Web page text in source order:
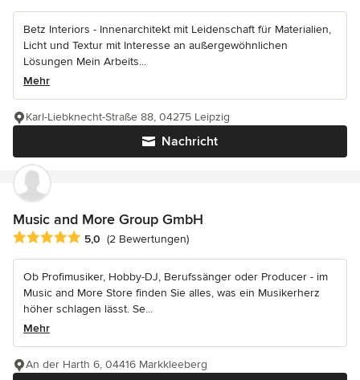
Betz Interiors - Innenarchitekt mit Leidenschaft für Materialien,
Licht und Textur mit Interesse an außergewöhnlichen
Lösungen Mein Arbeits...
Mehr
Nachricht
Karl-Liebknecht-Straße 88, 04275 Leipzig
Music and More Group GmbH
Durchschnittliche Bewertung: 5 von 5 Sternen
5,0 (2 Bewertungen)
Ob Profimusiker, Hobby-DJ, Berufssänger oder Producer - im
Music and More Store finden Sie alles, was ein Musikerherz
höher schlagen lässt. Se...
Mehr
An der Harth 6, 04416 Markkleeberg